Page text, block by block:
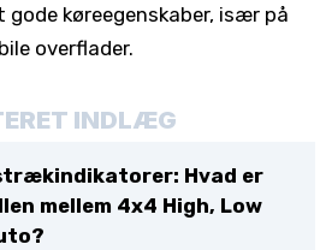
køreegenskaber, især på
overflader.
INDLÆG
Hvad er
mellem 4x4 High, Low